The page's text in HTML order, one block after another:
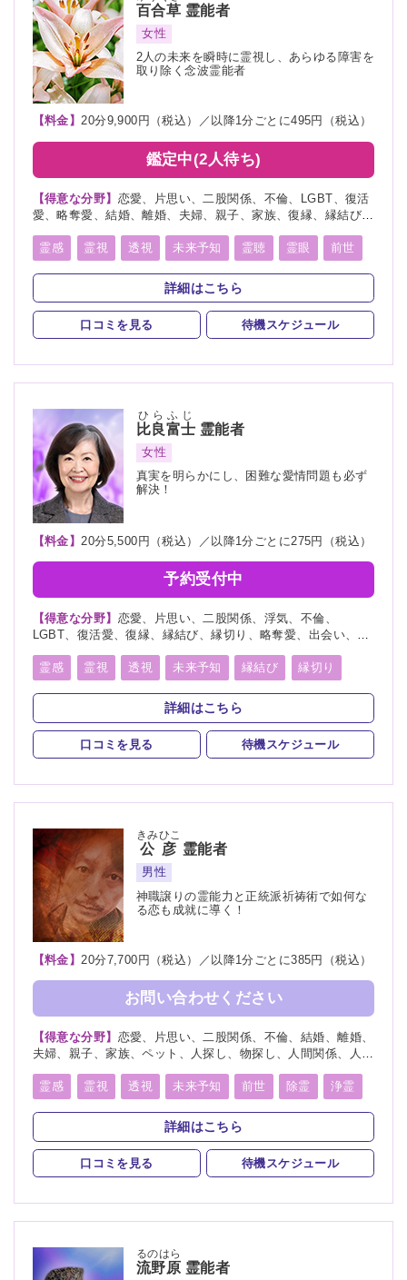
百合草 霊能者
女性
2人の未来を瞬時に霊視し、あらゆる障害を
取り除く念波霊能者
【料金】20分9,900円（税込）／以降1分ごとに495円（税込）
鑑定中(2人待ち)
【得意な分野】 恋愛、片思い、二股関係、不倫、LGBT、復活
愛、略奪愛、結婚、離婚、夫婦、親子、家族、復縁、縁結び、
職、進路、未来、介護、健康、金運、仕事、引越し、開運、故
人、教育、過去、浮気、総合運、運勢、心霊相談、心霊写真
霊感 霊視 透視 未来予知 霊聴 霊眼 前世
言霊 守護霊 死者霊の降霊 縁結び 祈願
波動修正 チャネリング オーラリーディング
チャクラ スピリチュアルカウンセリング オーラ
詳細はこちら
口コミを見る 待機スケジュール
比良富士
ひらふじ
霊能者
女性
真実を明らかにし、困難な愛情問題も必ず
解決！
【料金】 20分5,500円（税込）／以降1分ごとに275円（税込）
予約受付中
【得意な分野】 恋愛、片思い、二股関係、浮気、不倫、
LGBT、復活愛、復縁、縁結び、縁切り、略奪愛、出会い、相
間関係、人生相談、健康、ペット、物探し
霊感 霊視 透視 未来予知 縁結び 縁切り
言霊 死者霊の降霊
詳細はこちら
口コミを見る 待機スケジュール
公彦
きみひこ
霊能者
男性
神職譲りの霊能力と正統派祈祷術で如何な
る恋も成就に導く！
【料金】 20分7,700円（税込）／以降1分ごとに385円（税込）
お問い合わせください
【得意な分野】 恋愛、片思い、二股関係、不倫、結婚、離婚、
夫婦、親子、家族、ペット、人探し、物探し、人間関係、人生
運、仕事、引越し、開運、故人、教育、過去、総合運、心霊相
談
霊感 霊視 透視 未来予知 前世 除霊 浄霊
祈願 祈祷 写真供養 人形供養 魂入 魂抜
霊符
詳細はこちら
口コミを見る 待機スケジュール
流野原
るのはら
霊能者